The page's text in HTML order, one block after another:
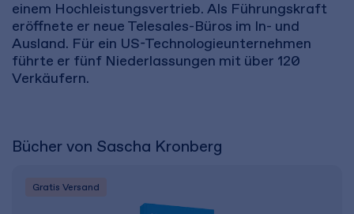
einem Hochleistungsvertrieb. Als Führungskraft
eröffnete er neue Telesales-Büros im In- und
Ausland. Für ein US-Technologieunternehmen
führte er fünf Niederlassungen mit über 120
Verkäufern.
Bücher von Sascha Kronberg
Gratis Versand